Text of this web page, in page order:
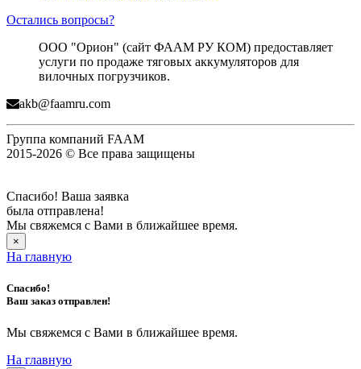
Остались вопросы?
ООО "Орион" (сайт ФААМ РУ КОМ) предоставляет
услуги по продаже тяговых аккумуляторов для
вилочных погрузчиков.
akb@faamru.com
Группа компаний FAAM
2015-2026 © Все права защищены
Спасибо! Ваша заявка
была отправлена!
Мы свяжемся с Вами в ближайшее время.
×
На главную
Спасибо!
Ваш заказ отправлен!
Мы свяжемся с Вами в ближайшее время.
На главную